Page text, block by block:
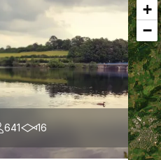
641 16
+
−